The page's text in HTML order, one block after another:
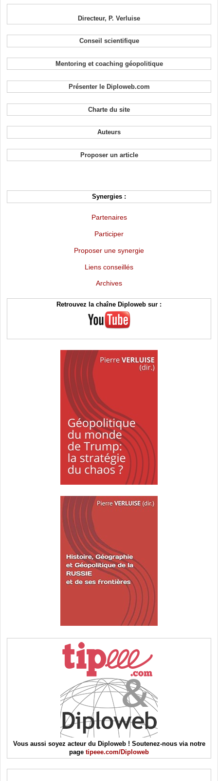
Directeur, P. Verluise
Conseil scientifique
Mentoring et coaching géopolitique
Présenter le Diploweb.com
Charte du site
Auteurs
Proposer un article
Synergies :
Partenaires
Participer
Proposer une synergie
Liens conseillés
Archives
Retrouvez la chaîne Diploweb sur :
Vous aussi soyez acteur du Diploweb ! Soutenez-nous via notre
page tipeee.com/Diploweb